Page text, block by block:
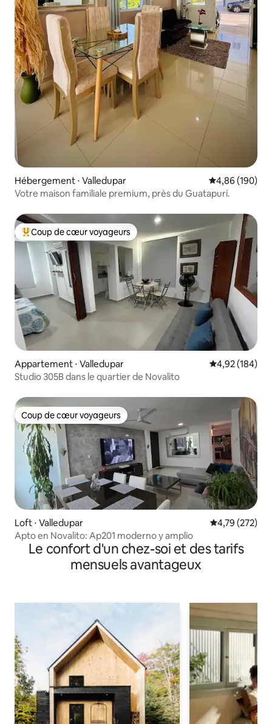
Hébergement ⋅ Valledupar Évaluation
4,86 (190)
Votre maison familiale premium, près du Guatapurí.
Coups de cœur voyageurs les plus appréciés
Coup de cœur voyageurs
Appartement ⋅ Valledupar Évaluation
4,92 (184)
Studio 305B dans le quartier de Novalito
Coup de cœur voyageurs
Coup de cœur voyageurs
Loft ⋅ Valledupar Évaluation
4,79 (272)
Apto en Novalito: Ap201 moderno y amplio
Le confort d'un chez-soi et des tarifs
mensuels avantageux